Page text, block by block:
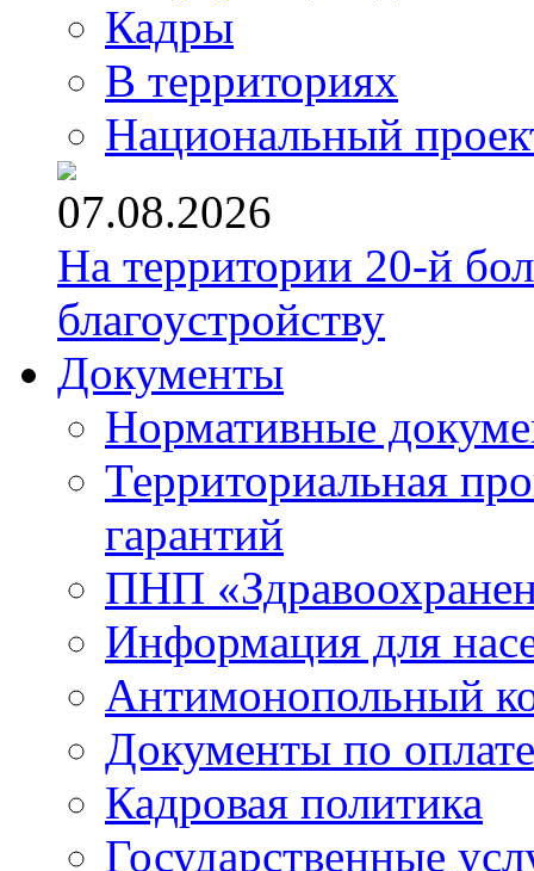
Кадры
В территориях
Национальный
07.08.2026
На территории 20-й
благоустройству
Документы
Нормативные
Территориальная
гарантий
ПНП
Информация для
Антимонопольный
Документы по
Кадровая политика
Государственные